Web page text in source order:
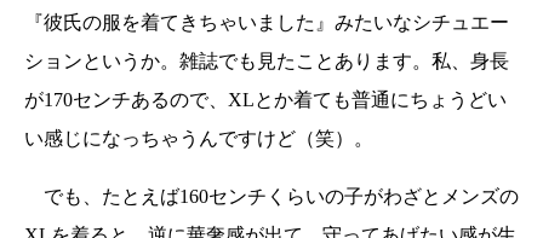
『彼氏の服を着てきちゃいました』みたいなシチュエー
ションというか。雑誌でも見たことあります。私、身長
が170センチあるので、XLとか着ても普通にちょうどい
い感じになっちゃうんですけど（笑）。
でも、たとえば160センチくらいの子がわざとメンズの